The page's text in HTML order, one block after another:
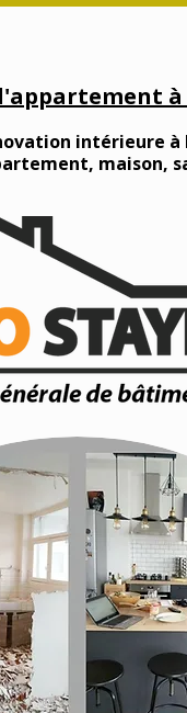
à
intérieure à
maison,